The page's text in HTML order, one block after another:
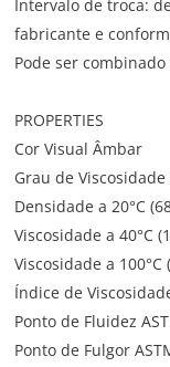
Intervalo de troca:
fabricante e
Pode ser
PROPERTIES
Cor Visual Âmbar
Grau de Viscosidade
Densidade a 20°C
Viscosidade a 40°C
Viscosidade a 100°C
Índice de
Ponto de Fluidez
Ponto de Fulgor